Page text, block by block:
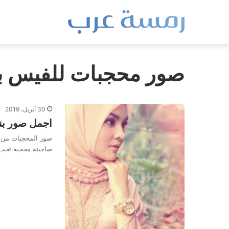
صور محجبات للفيس
30 أبريل، 2019
اجمل صور
صور المحجبات
صاحبته محجبة